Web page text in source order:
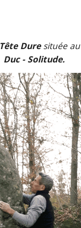
Tête Dure située au
Duc - Solitude.